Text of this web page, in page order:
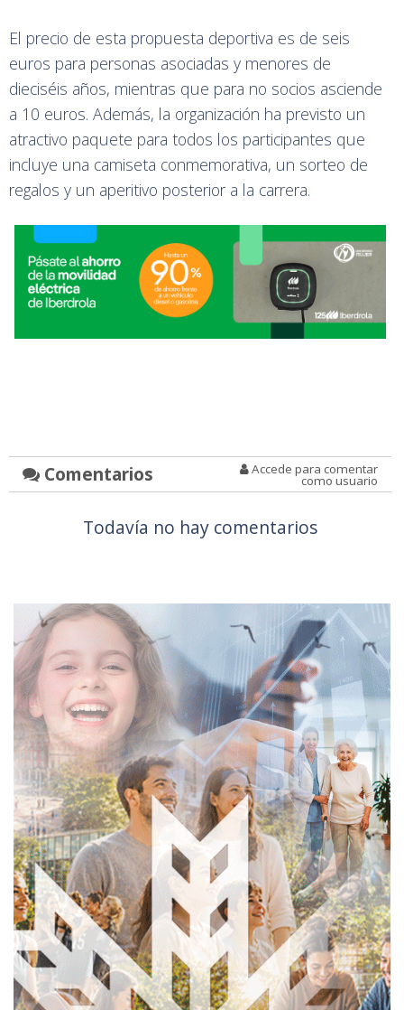
El precio de esta propuesta deportiva es de seis
euros para personas asociadas y menores de
dieciséis años, mientras que para no socios asciende
a 10 euros. Además, la organización ha previsto un
atractivo paquete para todos los participantes que
incluye una camiseta conmemorativa, un sorteo de
regalos y un aperitivo posterior a la carrera.
Comentarios Accede para comentar
como usuario
Todavía no hay comentarios